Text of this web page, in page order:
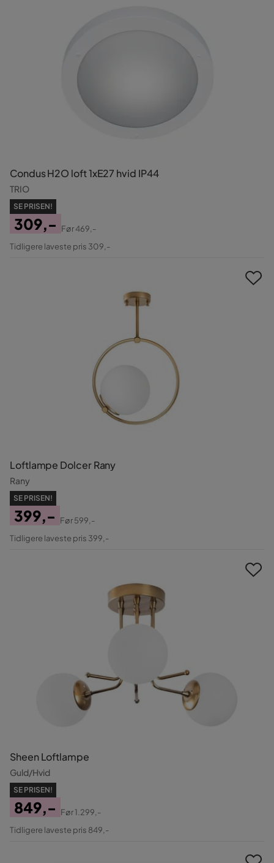
Condus H2O loft 1xE27 hvid IP44
TRIO
SE PRISEN!
Pris
309,-
Original
Før469,-
Tidligere laveste pris 309,-
Loftlampe Dolcer Rany
Rany
SE PRISEN!
Pris
399,-
Original
Før599,-
Tidligere laveste pris 399,-
Sheen Loftlampe
Guld/Hvid
SE PRISEN!
Pris
849,-
Original
Før1.299,-
Tidligere laveste pris 849,-